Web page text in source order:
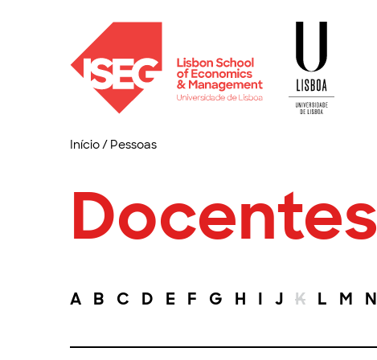
Início/ Pessoas
Docentes
A B C D E F G H I J K L M N